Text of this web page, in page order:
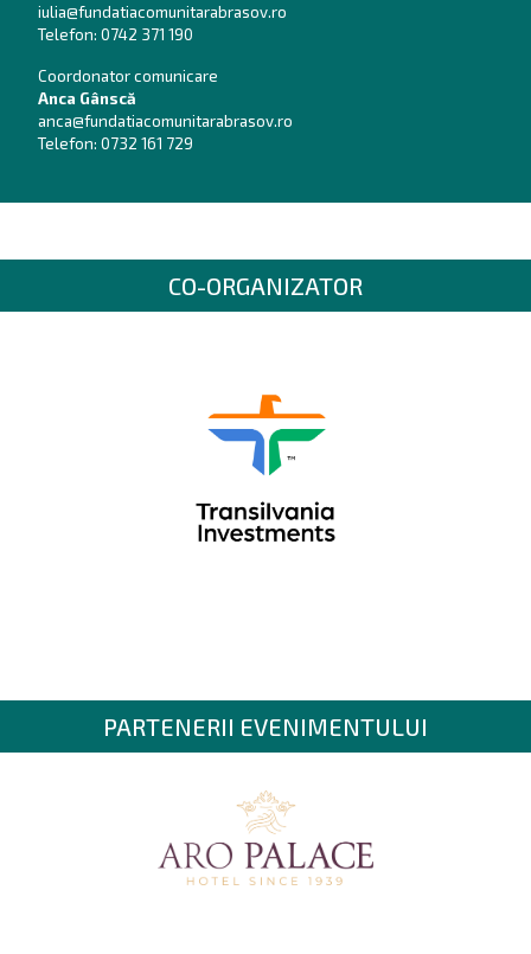
iulia@fundatiacomunitarabrasov.ro
Telefon: 0742 371 190
Coordonator comunicare
Anca Gânscă
anca@fundatiacomunitarabrasov.ro
Telefon: 0732 161 729
CO-ORGANIZATOR
PARTENERII EVENIMENTULUI